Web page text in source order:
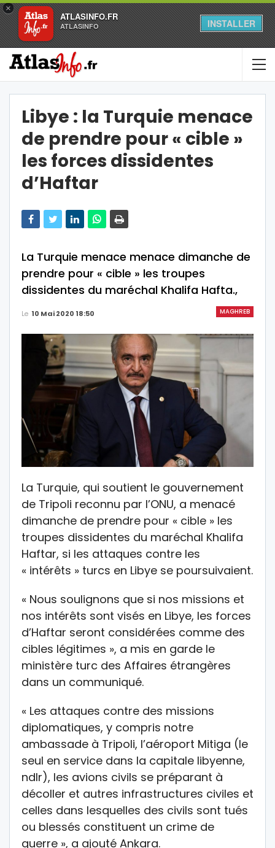
×
ATLASINFO.FR
ATLASINFO INSTALLER
Libye : la Turquie menace
de prendre pour « cible »
les forces dissidentes
d’Haftar
La Turquie menace menace dimanche de
prendre pour « cible » les troupes
dissidentes du maréchal Khalifa Hafta.,
MAGHREB
Le 10 Mai 2020 18:50
La Turquie, qui soutient le gouvernement
de Tripoli reconnu par l’ONU, a menacé
dimanche de prendre pour « cible » les
troupes dissidentes du maréchal Khalifa
Haftar, si les attaques contre les
« intérêts » turcs en Libye se poursuivaient.
« Nous soulignons que si nos missions et
nos intérêts sont visés en Libye, les forces
d’Haftar seront considérées comme des
cibles légitimes », a mis en garde le
ministère turc des Affaires étrangères
dans un communiqué.
« Les attaques contre des missions
diplomatiques, y compris notre
ambassade à Tripoli, l’aéroport Mitiga (le
seul en service dans la capitale libyenne,
ndlr), les avions civils se préparant à
décoller et autres infrastructures civiles et
celles dans lesquelles des civils sont tués
ou blessés constituent un crime de
guerre », a ajouté Ankara.